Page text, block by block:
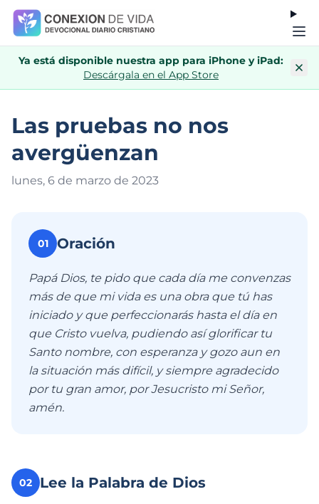
Ya está disponible nuestra app para iPhone y iPad:
Descárgala en el App Store
Las pruebas no nos
avergüenzan
lunes, 6 de marzo de 2023
01 Oración
Papá Dios, te pido que cada día me convenzas
más de que mi vida es una obra que tú has
iniciado y que perfeccionarás hasta el día en
que Cristo vuelva, pudiendo así glorificar tu
Santo nombre, con esperanza y gozo aun en
la situación más difícil, y siempre agradecido
por tu gran amor, por Jesucristo mi Señor,
amén.
02 Lee la Palabra de Dios